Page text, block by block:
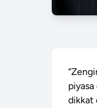
piyasa
dikkat